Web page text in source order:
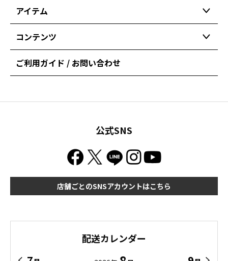
アイテム
コンテンツ
ご利用ガイド / お問い合わせ
公式SNS
店舗ごとのSNSアカウントはこちら
配送カレンダー